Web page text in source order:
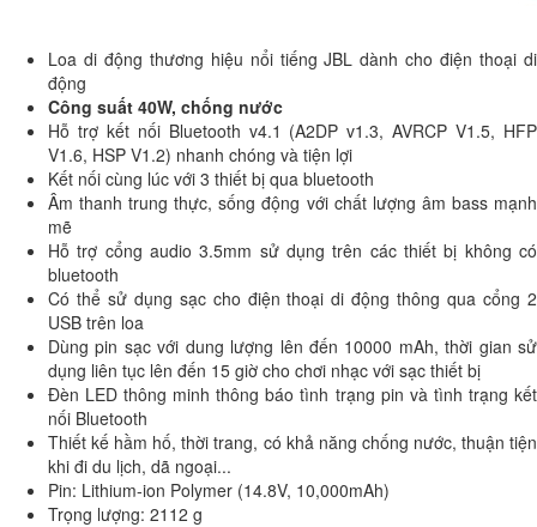
Loa di động thương hiệu nổi tiếng JBL dành cho điện thoại di
động
Công suất 40W, chống nước
Hỗ trợ kết nối Bluetooth v4.1 (A2DP v1.3, AVRCP V1.5, HFP
V1.6, HSP V1.2) nhanh chóng và tiện lợi
Kết nối cùng lúc với 3 thiết bị qua bluetooth
Âm thanh trung thực, sống động với chất lượng âm bass mạnh
mẽ
Hỗ trợ cổng audio 3.5mm sử dụng trên các thiết bị không có
bluetooth
Có thể sử dụng sạc cho điện thoại di động thông qua cổng 2
USB trên loa
Dùng pin sạc với dung lượng lên đến 10000 mAh, thời gian sử
dụng liên tục lên đến 15 giờ cho chơi nhạc với sạc thiết bị
Đèn LED thông minh thông báo tình trạng pin và tình trạng kết
nối Bluetooth
Thiết kế hầm hố, thời trang, có khả năng chống nước, thuận tiện
khi đi du lịch, dã ngoại...
Pin: Lithium-ion Polymer (14.8V, 10,000mAh)
Trọng lượng: 2112 g